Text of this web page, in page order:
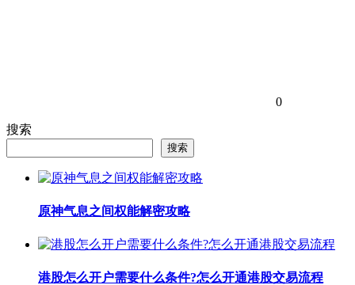
0
搜索
搜索
原神气息之间权能解密攻略
港股怎么开户需要什么条件?怎么开通港股交易流程